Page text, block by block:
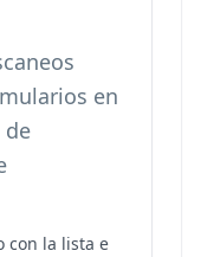
en
de
con la lista e